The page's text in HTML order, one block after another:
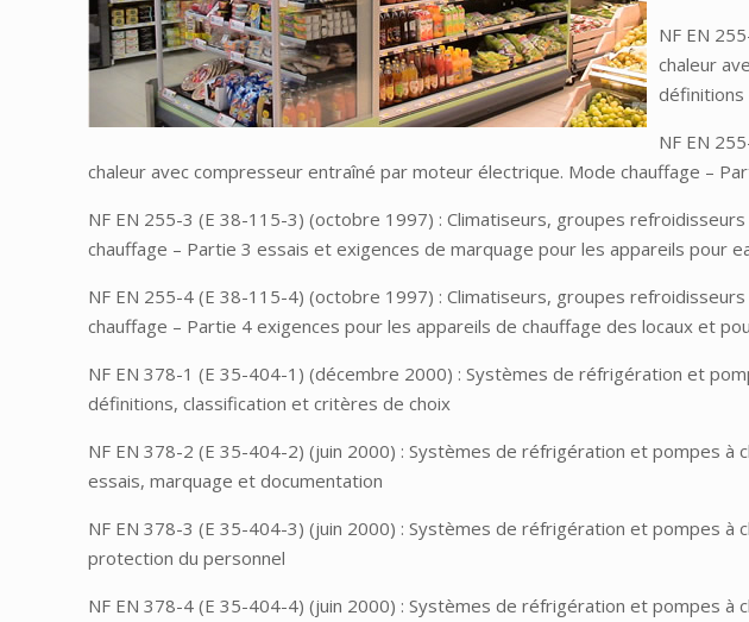
NF EN
chaleur
définitions
NF EN
chaleur avec compresseur entraîné par moteur électrique. Mode chauffage –
NF EN 255-3 (E 38-115-3) (octobre 1997) : Climatiseurs, groupes
chauffage – Partie 3 essais et exigences de marquage pour les appareils pour
NF EN 255-4 (E 38-115-4) (octobre 1997) : Climatiseurs, groupes
chauffage – Partie 4 exigences pour les appareils de chauffage des locaux et
NF EN 378-1 (E 35-404-1) (décembre 2000) : Systèmes de réfrigération et
définitions, classification et critères de choix
NF EN 378-2 (E 35-404-2) (juin 2000) : Systèmes de réfrigération et pompes à
essais, marquage et documentation
NF EN 378-3 (E 35-404-3) (juin 2000) : Systèmes de réfrigération et pompes
protection du personnel
NF EN 378-4 (E 35-404-4) (juin 2000) : Systèmes de réfrigération et pompes à